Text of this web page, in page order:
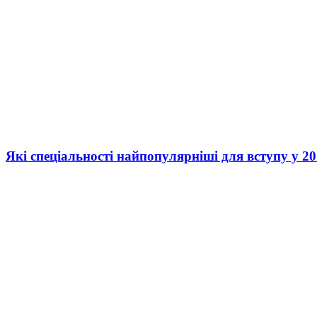
Які спеціальності найпопулярніші для вступу у